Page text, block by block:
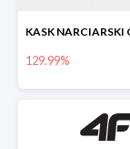
129.99%